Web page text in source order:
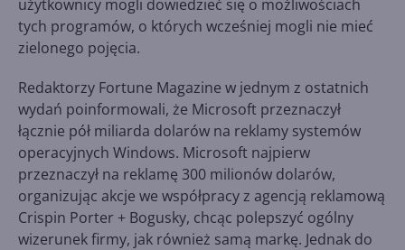
użytkownicy mogli dowiedzieć się o możliwościach
tych programów, o których wcześniej mogli nie mieć
zielonego pojęcia.
Redaktorzy Fortune Magazine w jednym z ostatnich
wydań poinformowali, że Microsoft przeznaczył
łącznie pół miliarda dolarów na reklamy systemów
operacyjnych Windows. Microsoft najpierw
przeznaczył na reklamę 300 milionów dolarów,
organizując akcje we współpracy z agencją reklamową
Crispin Porter + Bogusky, chcąc polepszyć ogólny
wizerunek firmy, jak również samą markę. Jednak do